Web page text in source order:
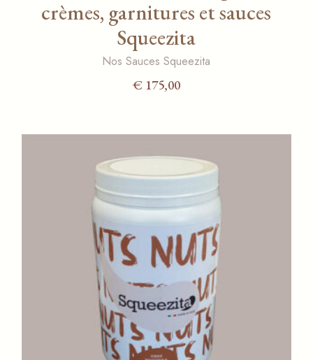
crèmes, garnitures et sauces
Squeezita
Nos Sauces Squeezita
€ 175,00